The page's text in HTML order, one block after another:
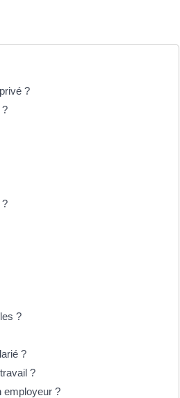
?
?
?
?
?
?
employeur ?